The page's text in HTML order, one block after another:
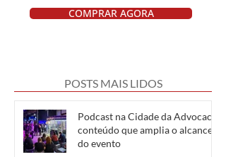
COMPRAR AGORA
POSTS MAIS LIDOS
Podcast na Cidade da Advocacia:
conteúdo que amplia o alcance
do evento